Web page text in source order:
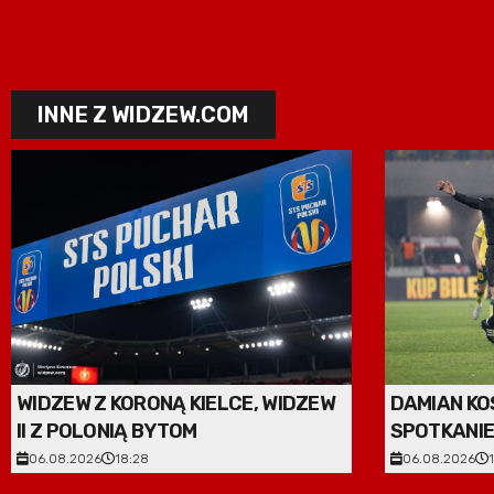
INNE Z WIDZEW.COM
WIDZEW Z KORONĄ KIELCE, WIDZEW
II Z POLONIĄ BYTOM
06.08.2026 18:28
DAMIAN
BIAŁYSTOK
06.08.2026